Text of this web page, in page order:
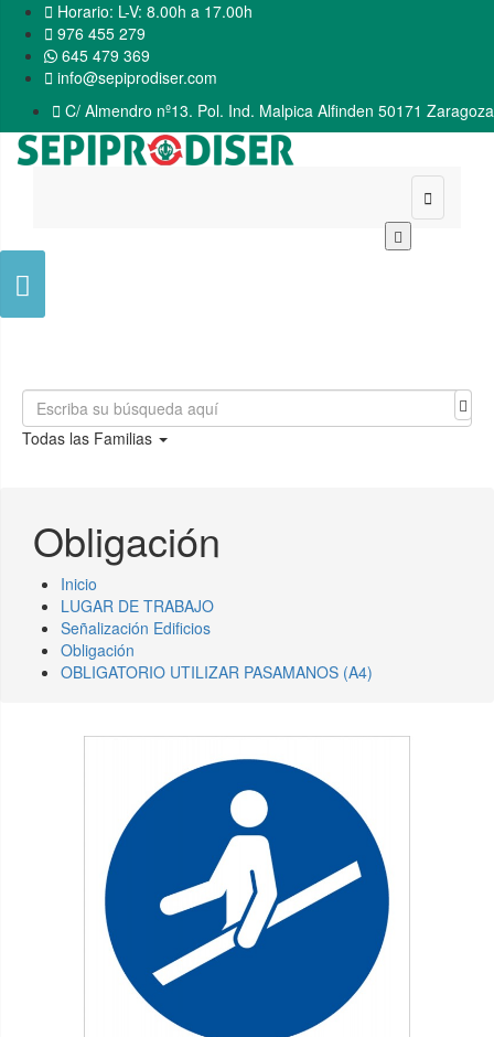
 Horario: L-V: 8.00h a 17.00h
 976 455 279
645 479 369
 info@sepiprodiser.com
 C/ Almendro nº13. Pol. Ind. Malpica Alfinden 50171 Zaragoza


Todas las Familias
Obligación
Inicio
LUGAR DE TRABAJO
Señalización Edificios
Obligación
OBLIGATORIO UTILIZAR PASAMANOS (A4)